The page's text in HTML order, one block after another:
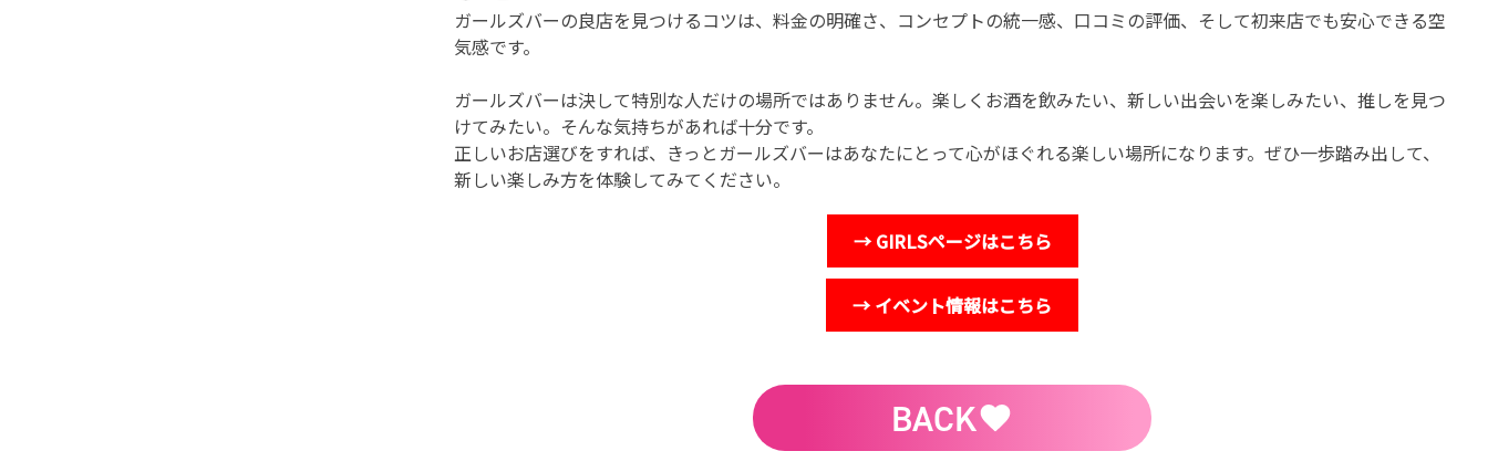
ガールズバーの良店を見つけるコツは、料金の明確さ、コンセプトの統一感、口コミの評価、そして初来店でも安心できる空
気感です。
ガールズバーは決して特別な人だけの場所ではありません。楽しくお酒を飲みたい、新しい出会いを楽しみたい、推しを見つ
けてみたい。そんな気持ちがあれば十分です。
正しいお店選びをすれば、きっとガールズバーはあなたにとって心がほぐれる楽しい場所になります。ぜひ一歩踏み出して、
新しい楽しみ方を体験してみてください。
→ GIRLSページはこちら
→ イベント情報はこちら
BACK